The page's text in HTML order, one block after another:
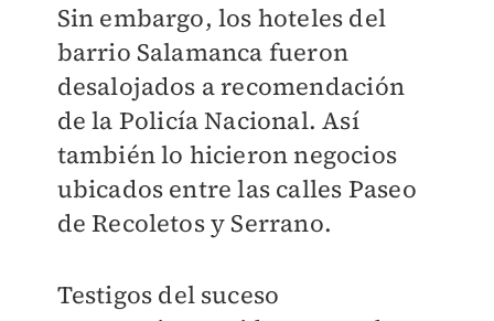
Sin embargo, los hoteles del
barrio Salamanca fueron
desalojados a recomendación
de la Policía Nacional. Así
también lo hicieron negocios
ubicados entre las calles Paseo
de Recoletos y Serrano.
Testigos del suceso